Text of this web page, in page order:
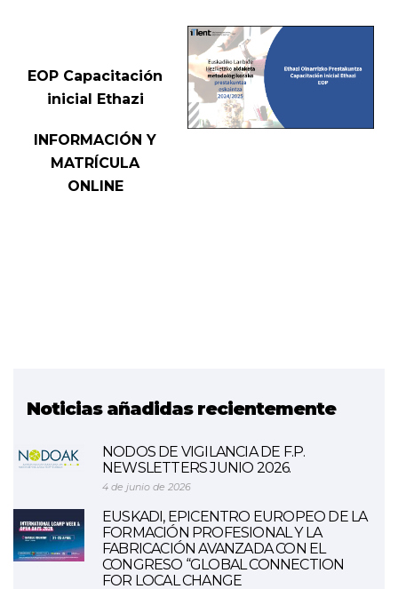
EOP Capacitación
inicial Ethazi
INFORMACIÓN Y
MATRÍCULA
ONLINE
Noticias añadidas recientemente
NODOS DE VIGILANCIA DE F.P.
NEWSLETTERS JUNIO 2026.
4 de junio de 2026
EUSKADI, EPICENTRO EUROPEO DE LA
FORMACIÓN PROFESIONAL Y LA
FABRICACIÓN AVANZADA CON EL
CONGRESO “GLOBAL CONNECTION
FOR LOCAL CHANGE